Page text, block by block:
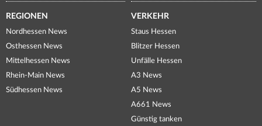
REGIONEN
Nordhessen News
Osthessen News
Mittelhessen News
Rhein-Main News
Südhessen News
VERKEHR
Staus Hessen
Blitzer Hessen
Unfälle Hessen
A3 News
A5 News
A661 News
Günstig tanken